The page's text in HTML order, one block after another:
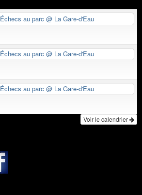
Échecs au parc @ La Gare-d'Eau
Échecs au parc @ La Gare-d'Eau
Échecs au parc @ La Gare-d'Eau
Voir le calendrier